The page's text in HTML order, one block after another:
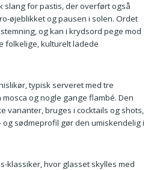
slang for pastis, der overført også
øjeblikket og pausen i solen. Ordet
og kan i krydsord pege mod
folkelige, kulturelt ladede
typisk serveret med tre
og nogle gange flambé. Den
varianter, bruges i cocktails og shots,
sødmeprofil gør den umiskendelig i
klassiker, hvor glasset skylles med